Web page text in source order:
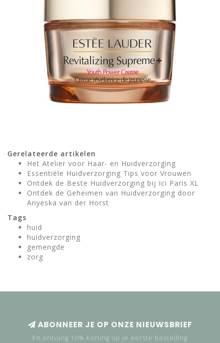
Gerelateerde artikelen
Het Atelier voor Haar- en Huidverzorging
Essentiële Huidverzorging Tips voor Vrouwen
Ontdek de Beste Huidverzorging bij Ici Paris XL
Ontdek de Geheimen van Huidverzorging door
Anyeska van der Horst
Tags
huid
huidverzorging
gemengde
zorg
ABONNEER JE OP ONZE NIEUWSBRIEF
En ontvang 10% korting op je eerste bestelling